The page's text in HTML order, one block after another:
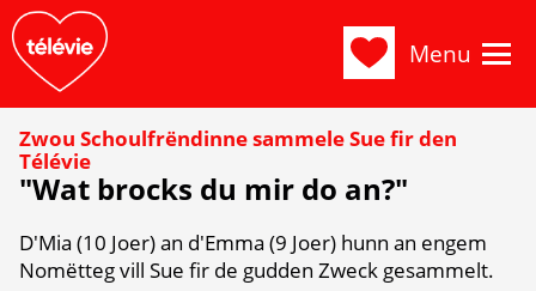
Menu
Zwou Schoulfrëndinne sammele Sue fir den
Télévie
"Wat brocks du mir do an?"
D'Mia (10 Joer) an d'Emma (9 Joer) hunn an engem
Nomëtteg vill Sue fir de gudden Zweck gesammelt.